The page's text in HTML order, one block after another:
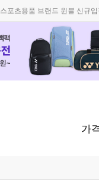
스포츠용품 브랜드 윈블 신규입
가